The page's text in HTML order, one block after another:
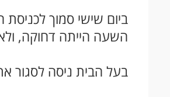
ביום שישי סמוך
השעה הייתה דחוקה,
בעל הבית ניסה לסגור